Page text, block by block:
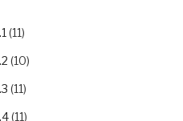
(11)
(10)
(11)
(11)